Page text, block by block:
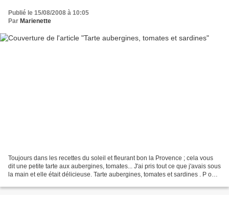
Publié le 15/08/2008 à 10:05
Par Marienette
Toujours dans les recettes du soleil et fleurant bon la Provence ; cela vous
dit une petite tarte aux aubergines, tomates... J'ai pris tout ce que j'avais sous
la main et elle était délicieuse. Tarte aubergines, tomates et sardines . P our